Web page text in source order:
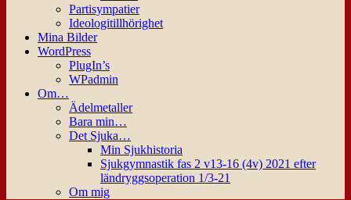
Partisympatier
Ideologitillhörighet
Mina Bilder
WordPress
PlugIn’s
WPadmin
Om…
Ädelmetaller
Bara min…
Det Sjuka…
Min Sjukhistoria
Sjukgymnastik fas 2 v13-16 (4v) 2021 efter
ländryggsoperation 1/3-21
Om mig